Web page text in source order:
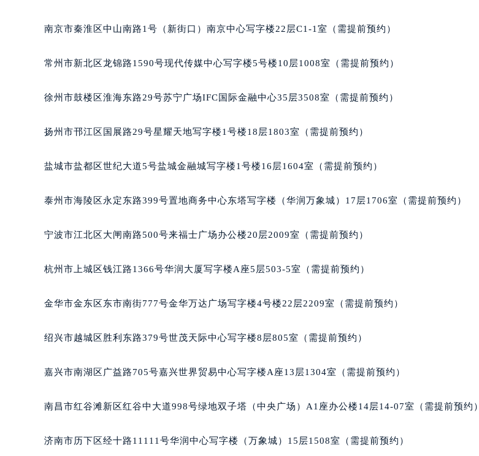
乌鲁木齐市天山区红山路26号时代广场（CCMALL）C座17层17-B（需提前预约）
哈尔滨市道里区友谊西路600号富力中心T2座写字楼29层03室（需提前预约）
佛山市禅城区季华五路57号万科金融中心C座12层1205室（需提前预约）
无锡市梁溪区人民中路139号恒隆广场写字楼1座11层1104室（需提前预约）
苏州市苏州工业园区星港街199号苏州中心办公楼C座22层08室（需提前预约）
南宁市青秀区金湖路59号地王大厦12楼1224室（需提前预约）
泉州市丰泽区宝洲路729号浦西万达中心写字楼A座7楼709室（需提前预约）
烟台市芝罘区胜利路139号万达金融中心A座907室（需提前预约）
贵阳市南明区都司高架桥路33号亨特国际金融中心14楼14D（需提前预约）
石家庄市长安区中山东路39号勒泰中心写字楼B座13层07室（需提前预约）
海口市龙华区金贸东路5号海口华润大厦B座17层1707室（需提前预约）
台州市椒江区东海大道1800号腾达中心东1幢20楼2002室（需提前预约）
甘肃省兰州市七里河区西津西路16号兰州中心写字楼21层2102室（需提前预约）
南京市秦淮区中山南路1号（新街口）南京中心写字楼22层C1-1室（需提前预约）
常州市新北区龙锦路1590号现代传媒中心写字楼5号楼10层1008室（需提前预约）
徐州市鼓楼区淮海东路29号苏宁广场IFC国际金融中心35层3508室（需提前预约）
扬州市邗江区国展路29号星耀天地写字楼1号楼18层1803室（需提前预约）
盐城市盐都区世纪大道5号盐城金融城写字楼1号楼16层1604室（需提前预约）
泰州市海陵区永定东路399号置地商务中心东塔写字楼（华润万象城）17层1706室（需提前预约）
宁波市江北区大闸南路500号来福士广场办公楼20层2009室（需提前预约）
杭州市上城区钱江路1366号华润大厦写字楼A座5层503-5室（需提前预约）
金华市金东区东市南街777号金华万达广场写字楼4号楼22层2209室（需提前预约）
绍兴市越城区胜利东路379号世茂天际中心写字楼8层805室（需提前预约）
嘉兴市南湖区广益路705号嘉兴世界贸易中心写字楼A座13层1304室（需提前预约）
南昌市红谷滩新区红谷中大道998号绿地双子塔（中央广场）A1座办公楼14层14-07室（需提前预约）
济南市历下区经十路11111号华润中心写字楼（万象城）15层1508室（需提前预约）